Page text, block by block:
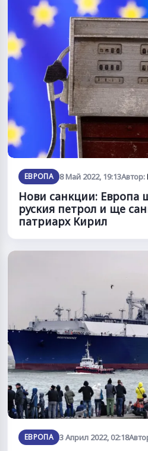
ЕВРОПА 8 Май 2022, 19:13Автор:
Нови санкции: Европа
руския петрол и ще
патриарх Кирил
ЕВРОПА 3 Април 2022, 02:18